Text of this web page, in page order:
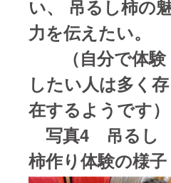
い、 吊るし柿の
力を伝えたい。
（自分で体験
したい人は多く存
在するようです）
写真4 吊るし
柿作り体験の様子